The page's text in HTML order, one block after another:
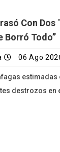
Con Dos
Borró Todo”
06 Ago
estimadas
destrozos en